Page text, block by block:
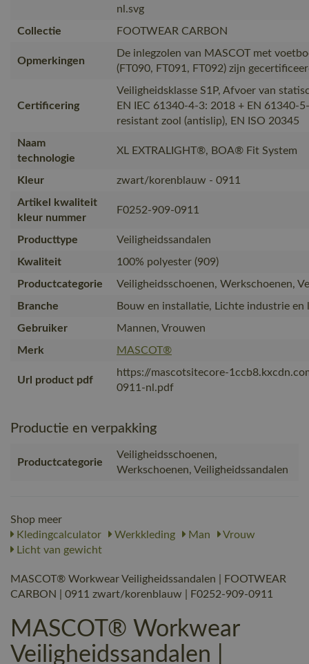
nl.svg
Collectie
FOOTWEAR CARBON
Opmerkingen
De inlegzolen van MASCOT met
(FT090, FT091, FT092) zijn
Certificering
Veiligheidsklasse S1P, Afvoer van
EN IEC 61340-4-3: 2018 + EN 61340-
resistant zool (antislip), EN ISO 20345
Naam
technologie
XL EXTRALIGHT®, BOA® Fit System
Kleur
zwart/korenblauw - 0911
Artikel kwaliteit
kleur nummer
F0252-909-0911
Producttype
Veiligheidssandalen
Kwaliteit
100% polyester (909)
Productcategorie
Veiligheidsschoenen, Werkschoenen,
Branche
Bouw en installatie, Lichte industrie en
Gebruiker
Mannen, Vrouwen
Merk
MASCOT®
Url product pdf
https://mascotsitecore-
0911-nl.pdf
Productie en verpakking
Productcategorie
Veiligheidsschoenen,
Werkschoenen, Veiligheidssandalen
Shop meer
Kledingcalculator
Werkkleding Man
Vrouw
Licht van gewicht
MASCOT® Workwear Veiligheidssandalen | FOOTWEAR
CARBON | 0911 zwart/korenblauw | F0252-909-0911
MASCOT® Workwear
Veiligheidssandalen |